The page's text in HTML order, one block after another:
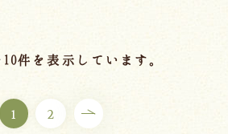
件を表示しています。
1 2
ン
プランを選ぶ